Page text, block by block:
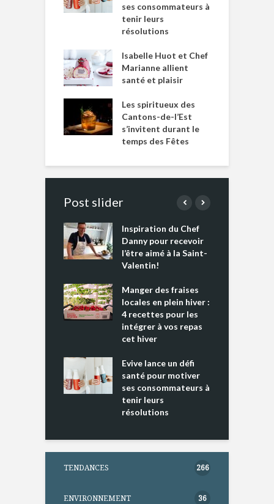
ses consommateurs à
tenir leurs
résolutions
Isabelle Huot et Chef
Marianne allient
santé et plaisir
Les spiritueux des
Cantons-de-l’Est
s’invitent durant le
temps des Fêtes
Post slider
Inspiration du Chef
Danny pour recevoir
l’être aimé à la Saint-
Valentin!
Manger des fraises
locales en plein hiver :
4 recettes pour les
intégrer à vos repas
cet hiver
Evive lance un défi
santé pour motiver
ses consommateurs à
tenir leurs
résolutions
TENDANCES 266
ENVIRONNEMENT 36